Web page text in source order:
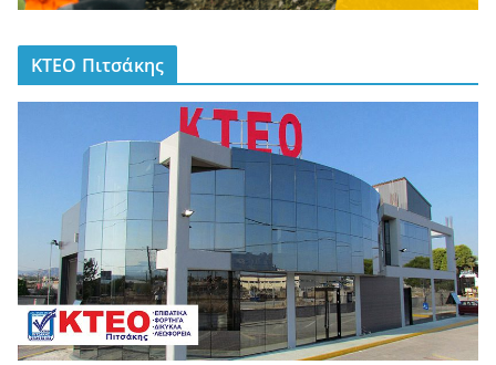
ΚΤΕΟ Πιτσάκης